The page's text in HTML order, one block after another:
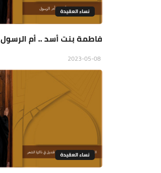
نساء العقيدة
فاطمة بنت أسد .. أم الرسول
نساء العقيدة